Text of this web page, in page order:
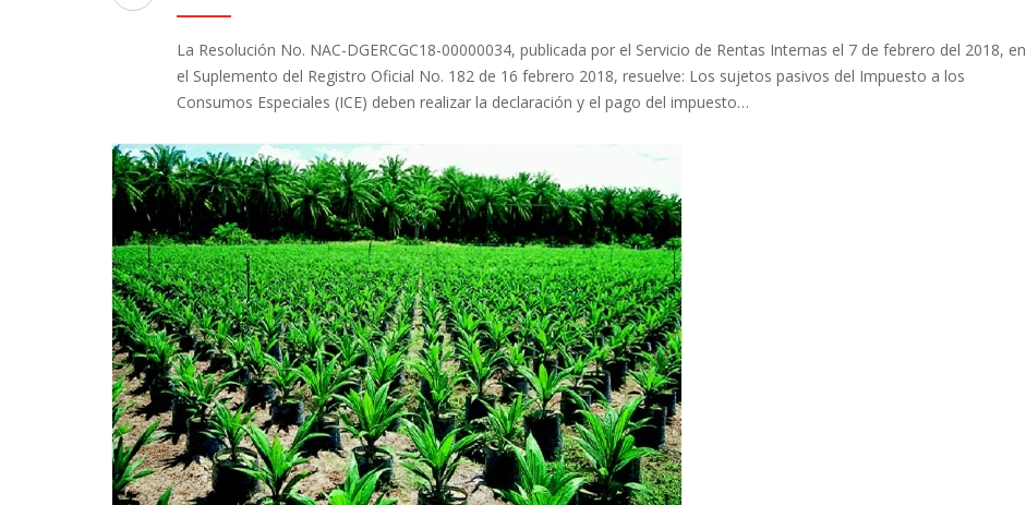
La Resolución No. NAC-DGERCGC18-00000034, publicada por el Servicio de Rentas Internas el 7 de febrero del 2018, en
el Suplemento del Registro Oficial No. 182 de 16 febrero 2018, resuelve: Los sujetos pasivos del Impuesto a los
Consumos Especiales (ICE) deben realizar la declaración y el pago del impuesto…